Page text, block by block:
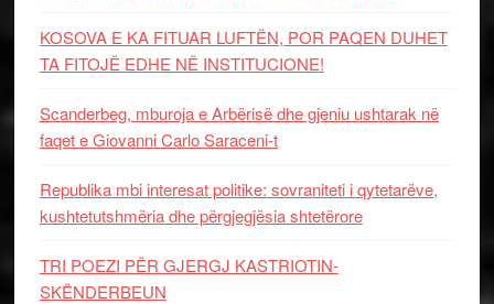
KOSOVA E KA FITUAR LUFTËN, POR PAQEN DUHET
TA FITOJË EDHE NË INSTITUCIONE!
Scanderbeg, mburoja e Arbërisë dhe gjeniu ushtarak në
faqet e Giovanni Carlo Saraceni-t
Republika mbi interesat politike: sovraniteti i qytetarëve,
kushtetutshmëria dhe përgjegjësia shtetërore
TRI POEZI PËR GJERGJ KASTRIOTIN-
SKËNDERBEUN